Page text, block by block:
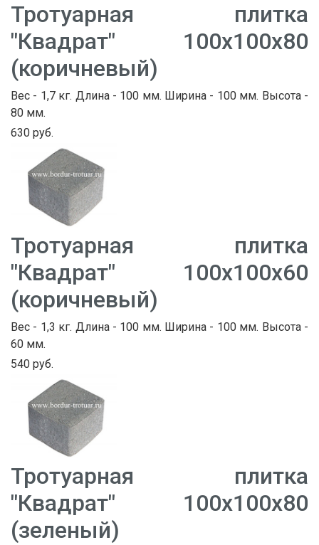
Тротуарная плитка
"Квадрат" 100х100х80
(коричневый)
Вес - 1,7 кг. Длина - 100 мм. Ширина - 100 мм. Высота -
80 мм.
630 руб.
Тротуарная плитка
"Квадрат" 100х100х60
(коричневый)
Вес - 1,3 кг. Длина - 100 мм. Ширина - 100 мм. Высота -
60 мм.
540 руб.
Тротуарная плитка
"Квадрат" 100х100х80
(зеленый)